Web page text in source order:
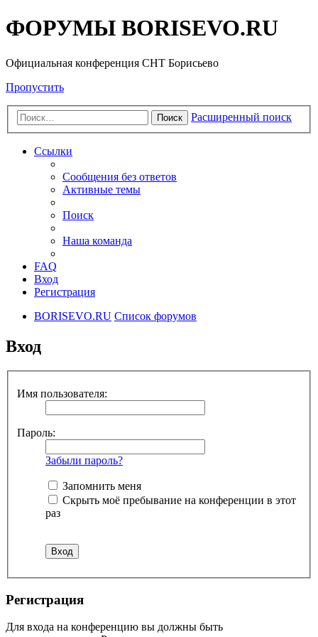
ФОРУМЫ BORISEVO.RU
Официальная конференция СНТ Борисьево
Пропустить
Поиск Расширенный поиск
Ссылки
Сообщения без ответов
Активные темы
Поиск
Наша команда
FAQ
Вход
Регистрация
BORISEVO.RU Список форумов
Вход
Имя пользователя:
Пароль:
Забыли пароль?
Запомнить меня
Скрыть моё пребывание на конференции в этот
раз
Регистрация
Для входа на конференцию вы должны быть